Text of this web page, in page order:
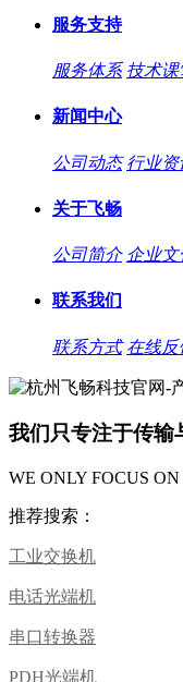
服务支持
服务体系 技术课
新闻中心
公司动态 行业资
关于飞畅
公司简介 企业文
联系我们
联系方式 在线反
我们只专注于传输
WE ONLY FOCUS
推荐搜索：
工业交换机
电话光端机
串口转换器
PDH光端机